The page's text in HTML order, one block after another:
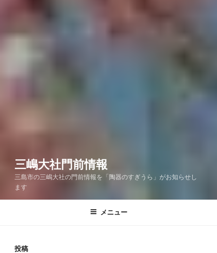
三嶋大社門前情報
三島市の三嶋大社の門前情報を「陶器のすぎうら」がお知らせし
ます
メニュー
投稿